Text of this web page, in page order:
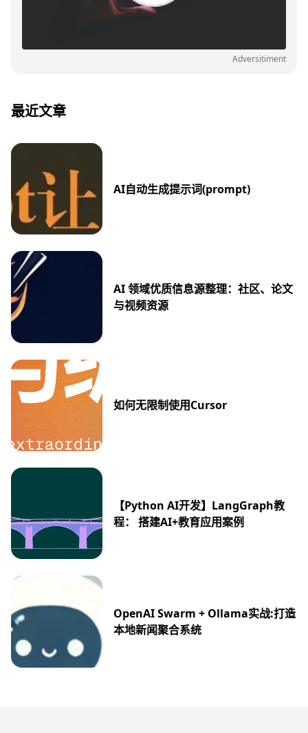
Adversitiment
最近文章
AI自动生成提示词(prompt)
AI 领域优质信息源整理：社区、论文
与视频资源
如何无限制使用Cursor
【Python AI开发】LangGraph教
程： 搭建AI+教育应用案例
OpenAI Swarm + Ollama实战:打造
本地新闻聚合系统